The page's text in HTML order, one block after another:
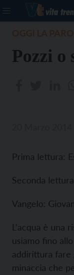
Pozzi o
Prima lettura:
Seconda
Vangelo:
L’acqua è una
usiamo fino
addirittura fare
minaccia che